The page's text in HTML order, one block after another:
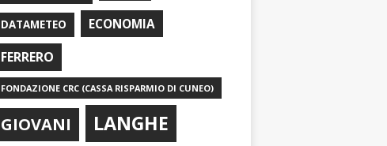
DATAMETEO ECONOMIA
FERRERO
FONDAZIONE CRC (CASSA RISPARMIO DI CUNEO)
GIOVANI LANGHE